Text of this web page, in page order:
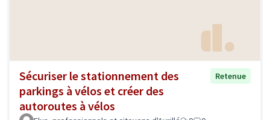
Sécuriser le stationnement des
parkings à vélos et créer des
autoroutes à vélos
Retenue